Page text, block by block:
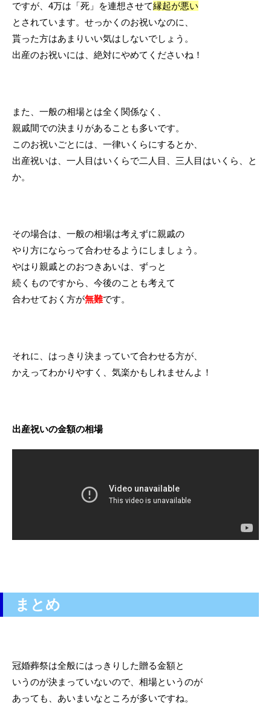
ですが、4万は「死」を連想させて縁起が悪い
とされています。せっかくのお祝いなのに、
貰った方はあまりいい気はしないでしょう。
出産のお祝いには、絶対にやめてくださいね！
また、一般の相場とは全く関係なく、
親戚間での決まりがあることも多いです。
このお祝いごとには、一律いくらにするとか、
出産祝いは、一人目はいくらで二人目、三人目はいくら、と
か。
その場合は、一般の相場は考えずに親戚の
やり方にならって合わせるようにしましょう。
やはり親戚とのおつきあいは、ずっと
続くものですから、今後のことも考えて
合わせておく方が無難です。
それに、はっきり決まっていて合わせる方が、
かえってわかりやすく、気楽かもしれませんよ！
出産祝いの金額の相場
まとめ
冠婚葬祭は全般にはっきりした贈る金額と
いうのが決まっていないので、相場というのが
あっても、あいまいなところが多いですね。